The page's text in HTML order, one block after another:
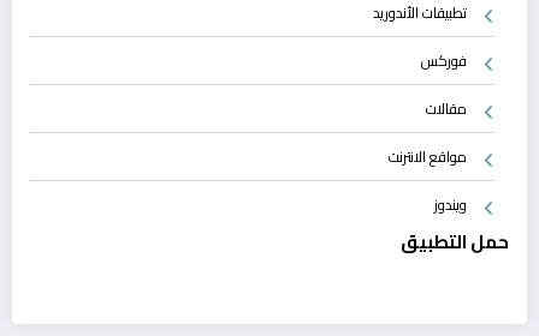
تطبيقات الأندوريد
فوركس
مقالات
مواقع الانترنت
ويندوز
حمل التطبيق